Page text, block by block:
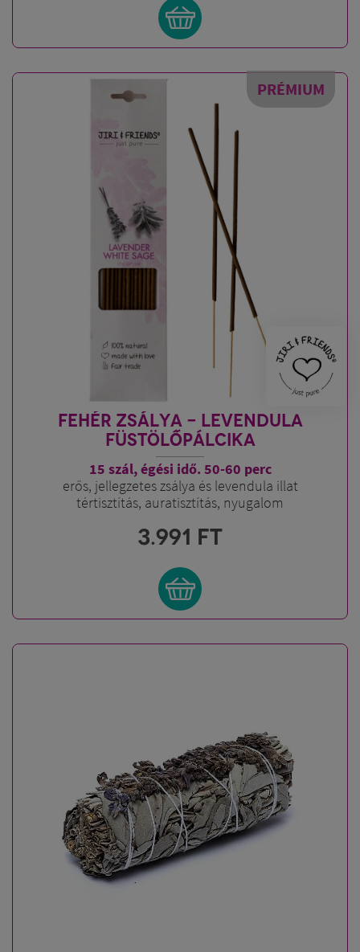
PRÉMIUM
FEHÉR ZSÁLYA - LEVENDULA
FÜSTÖLŐPÁLCIKA
15 szál, égési idő. 50-60 perc
erős, jellegzetes zsálya és levendula illat
tértisztítás, auratisztítás, nyugalom
3.991 FT